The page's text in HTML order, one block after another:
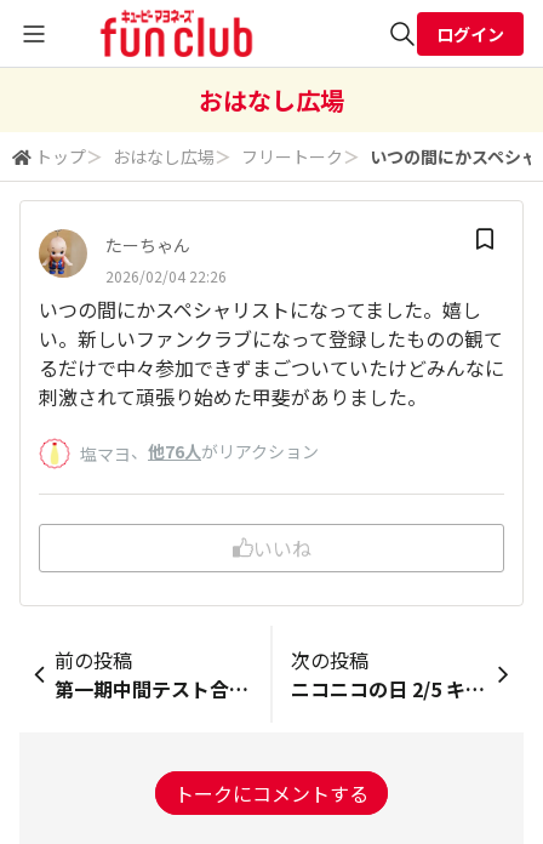
検索
ログイン
おはなし広場
トップ＞ おはなし広場＞ フリートーク ＞ いつの間にかスペシ
たーちゃん
2026/02/04 22:26
いつの間にかスペシャリストになってました。嬉し
い。新しいファンクラブになって登録したものの観て
るだけで中々参加できずまごついていたけどみんなに
刺激されて頑張り始めた甲斐がありました。
塩マヨ、 他76人がリアクション
いいね
前の投稿
第一期中間テスト合格とプレゼントのメールが届きました！ ありがとうございます。
次の投稿
ニコニコの日 2/5 キユーピーちゃんのように笑って過ごしましょう♪🎼♪🎼♪🎼
トークにコメントする